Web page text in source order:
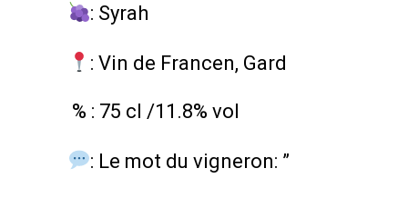
: Syrah
: Vin de Francen, Gard
% : 75 cl /11.8% vol
: Le mot du vigneron: ”